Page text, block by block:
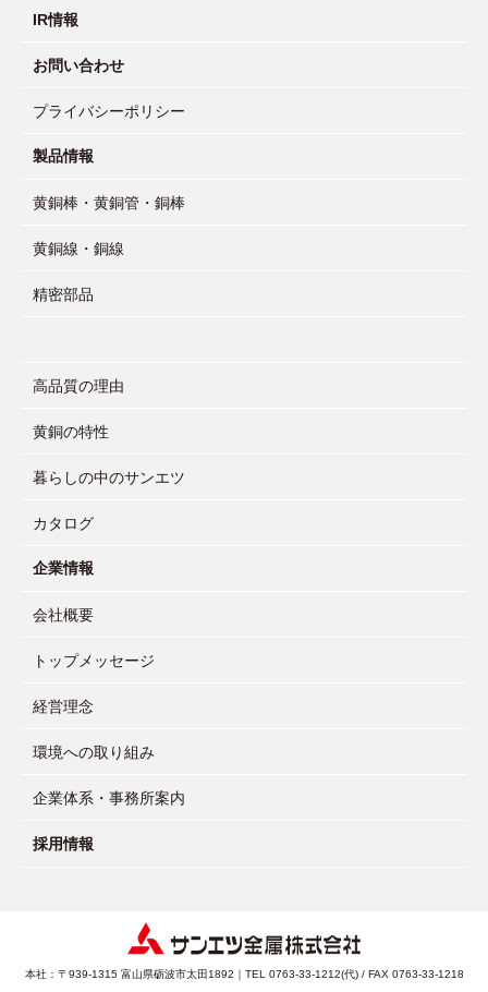
IR情報
お問い合わせ
プライバシーポリシー
製品情報
黄銅棒・黄銅管・銅棒
黄銅線・銅線
精密部品
高品質の理由
黄銅の特性
暮らしの中のサンエツ
カタログ
企業情報
会社概要
トップメッセージ
経営理念
環境への取り組み
企業体系・事務所案内
採用情報
本社：〒939-1315 富山県砺波市太田1892｜TEL 0763-33-1212(代) / FAX 0763-33-1218